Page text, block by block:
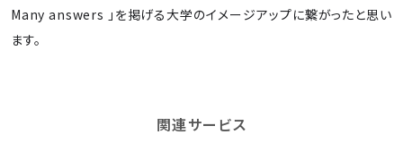
Many answers 」を掲げる大学のイメージアップに繋がったと思い
ます。
関連サービス